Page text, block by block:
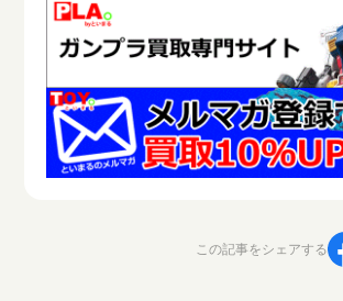
この記事をシェアする